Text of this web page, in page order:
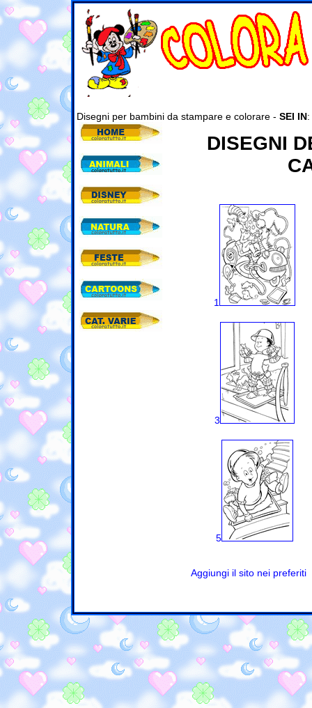
Disegni per bambini da stampare e colorare - SEI IN:
DISEGNI
1
3
5
Aggiungi il sito nei preferiti